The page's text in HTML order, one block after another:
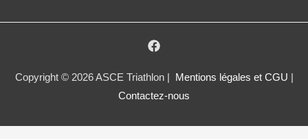
Copyright © 2026 ASCE Triathlon | Mentions légales et CGU |
Contactez-nous